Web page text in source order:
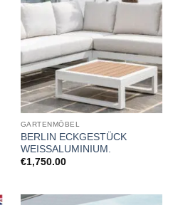
GARTENMÖBEL
BERLIN ECKGESTÜCK
WEISSALUMINIUM.
€1,750.00